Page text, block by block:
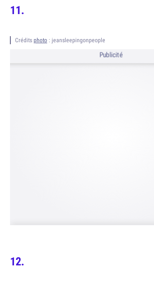
Crédits photo : jeansleepingonpeople
Publicité